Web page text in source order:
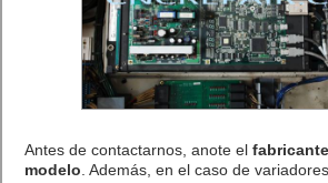
Antes de contactarnos, anote el fabricante
modelo. Además, en el caso de